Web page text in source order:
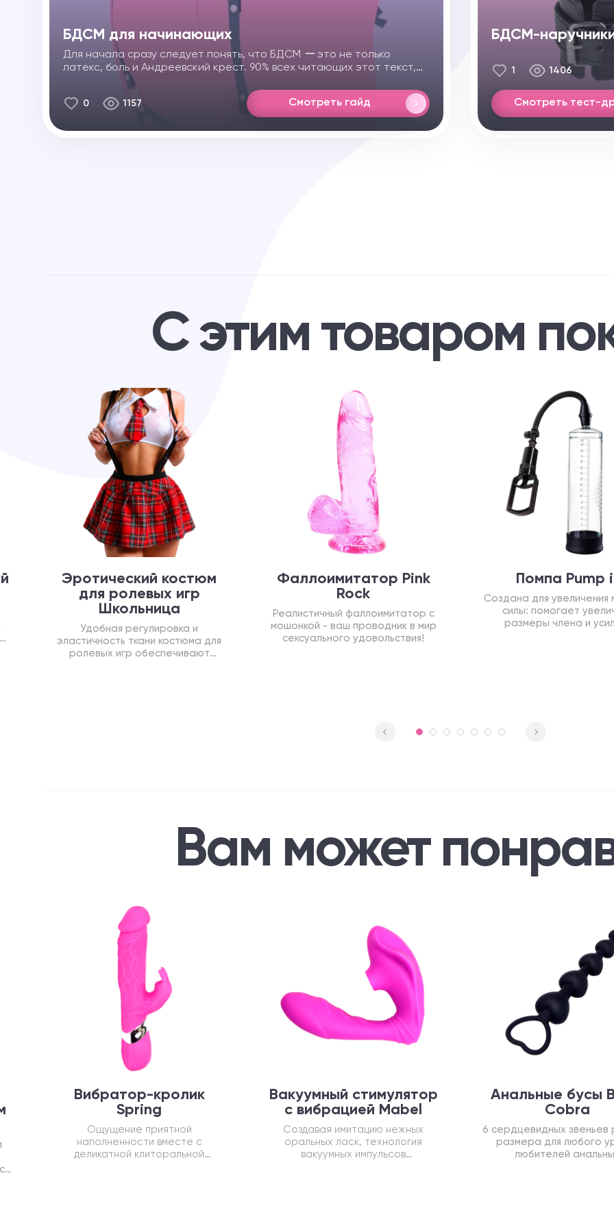
БДСМ для начинающих
Для начала сразу следует понять, что БДСМ ーэто не только
латекс, боль и Андреевский крест. 90% всех читающих этот текст,
его пробовали. Да-да, если ты или тебя хоть раз шлепали, давали
легкие пощечины, удерживали руки или крепко держали за шею во
время секса (и не только)
добро пожаловать в клуб БДСМ. Но если
ты хочешь пойти ступенью выше, здесь мы расскажем немного
больше про доминирование и подчинение.
0 1157 Смотреть гайд
БДСМ-
1 1406
Смотреть тест-
С этим товаром
Эротический костюм
для ролевых игр
Школьница
Удобная регулировка и
эластичность ткани костюма для
ролевых игр обеспечивают
Фаллоимитатор Pink
Rock
Реалистичный фаллоимитатор с
мошонкой - ваш проводник в мир
сексуального удовольствия!
Помпа Pump
Создана для увеличения
силы: помогает
размеры члена и
Вам может
Вибратор-кролик
Spring
Ощущение приятной
наполненности вместе с
деликатной клиторальной
Вакуумный стимулятор
с вибрацией Mabel
Создавая имитацию нежных
оральных ласк, технология
вакуумных импульсов
Анальные бусы
Cobra
6 сердцевидных звеньев
размера для любого
любителей